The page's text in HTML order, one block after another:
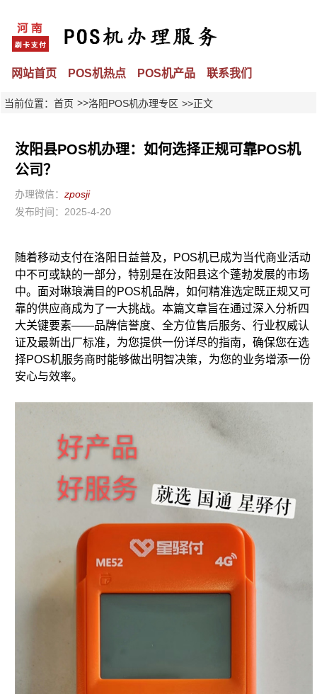
网站首页 POS机热点 POS机产品 联系我们
当前位置： 首页 >>洛阳POS机办理专区 >>正文
汝阳县POS机办理：如何选择正规可靠POS机
公司？
办理微信： zposji
发布时间：2025-4-20
随着移动支付在洛阳日益普及，POS机已成为当代商业活动
中不可或缺的一部分，特别是在汝阳县这个蓬勃发展的市场
中。面对琳琅满目的POS机品牌，如何精准选定既正规又可
靠的供应商成为了一大挑战。本篇文章旨在通过深入分析四
大关键要素——品牌信誉度、全方位售后服务、行业权威认
证及最新出厂标准，为您提供一份详尽的指南，确保您在选
择POS机服务商时能够做出明智决策，为您的业务增添一份
安心与效率。